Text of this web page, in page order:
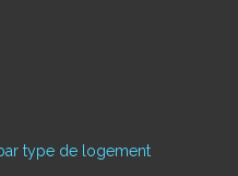
type de logement